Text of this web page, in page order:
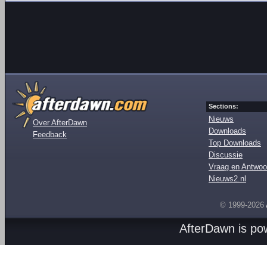
Over AfterDawn
Feedback
Sections:
Nieuws
Downloads
Top Downloads
Discussie
Vraag en
Nieuws2.nl
© 1999-2026
AfterDawn is